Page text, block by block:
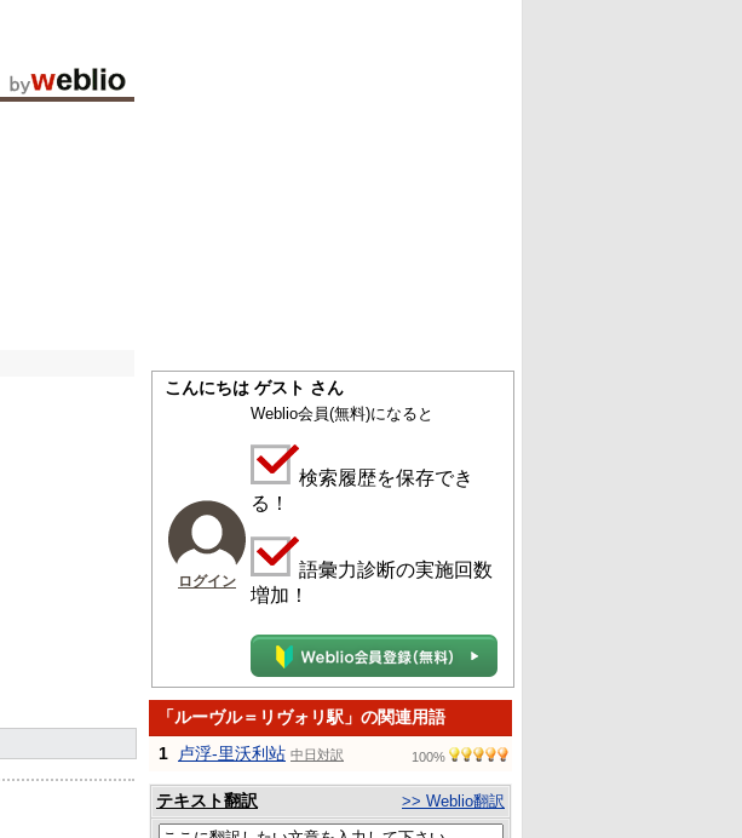
こんにちは ゲスト さん
ログイン
Weblio会員(無料)になると
検索履歴を保存でき
る！
語彙力診断の実施回数
増加！
「ルーヴル＝リヴォリ駅」の関連用語
1
卢浮-里沃利站 中日対訳 100%
テキスト翻訳 >> Weblio翻訳